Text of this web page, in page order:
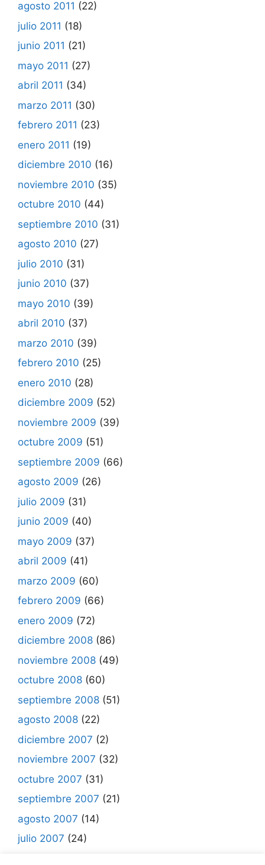
agosto 2011 (22)
julio 2011 (18)
junio 2011 (21)
mayo 2011 (27)
abril 2011 (34)
marzo 2011 (30)
febrero 2011 (23)
enero 2011 (19)
diciembre 2010 (16)
noviembre 2010 (35)
octubre 2010 (44)
septiembre 2010 (31)
agosto 2010 (27)
julio 2010 (31)
junio 2010 (37)
mayo 2010 (39)
abril 2010 (37)
marzo 2010 (39)
febrero 2010 (25)
enero 2010 (28)
diciembre 2009 (52)
noviembre 2009 (39)
octubre 2009 (51)
septiembre 2009 (66)
agosto 2009 (26)
julio 2009 (31)
junio 2009 (40)
mayo 2009 (37)
abril 2009 (41)
marzo 2009 (60)
febrero 2009 (66)
enero 2009 (72)
diciembre 2008 (86)
noviembre 2008 (49)
octubre 2008 (60)
septiembre 2008 (51)
agosto 2008 (22)
diciembre 2007 (2)
noviembre 2007 (32)
octubre 2007 (31)
septiembre 2007 (21)
agosto 2007 (14)
julio 2007 (24)